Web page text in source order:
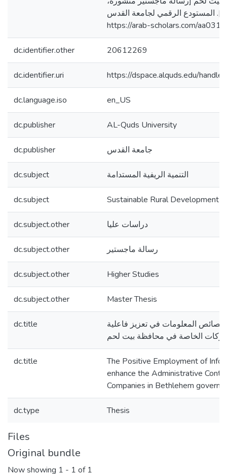
المستودع الرقمي لجامعة القدس.
https://arab-scholars.com/aa0315
dc.identifier.other 20612269
dc.identifier.uri https://dspace.alquds.edu/
dc.language.iso en_US
dc.publisher AL-Quds University
dc.publisher جامعة القدس
dc.subject التنمية الريفية المستدامة
dc.subject Sustainable Rural Development
dc.subject.other دراسات عليا
dc.subject.other رسالة ماجستير
dc.subject.other Higher Studies
dc.subject.other Master Thesis
dc.title
المعلومات في تعزيز فاعلية
الخاصة في محافظة بيت لحم
dc.title
The Positive Employment of
enhance the Administrative
Companies in Bethlehem
dc.type Thesis
Files
Original bundle
Now showing 1 - 1 of 1